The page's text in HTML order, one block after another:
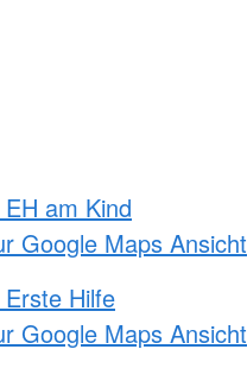
am Kind
Google Maps Ansicht
Hilfe
Google Maps Ansicht